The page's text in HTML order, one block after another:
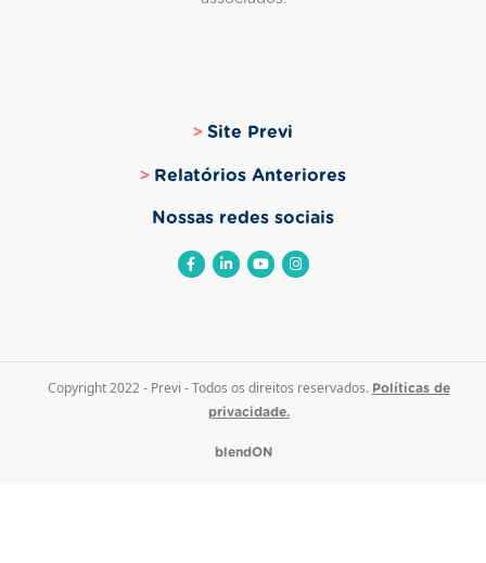
Site Previ
Relatórios Anteriores
Nossas redes sociais
Copyright 2022 - Previ - Todos os direitos reservados. Políticas de
privacidade.
blendON